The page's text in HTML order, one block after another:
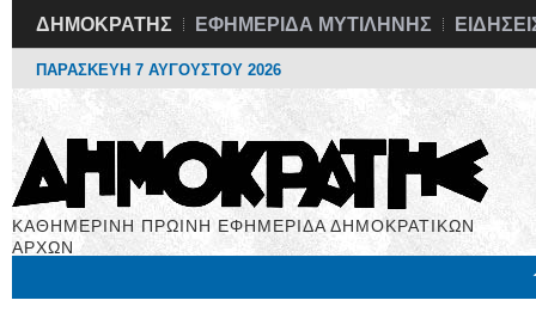
ΔΗΜΟΚΡΑΤΗΣ ΕΦΗΜΕΡΙΔΑ ΜΥΤΙΛΗΝΗΣ
ΠΑΡΑΣΚΕΥΗ 7 ΑΥΓΟΥΣΤΟΥ 2026
ΚΑΘΗΜΕΡΙΝΗ ΠΡΩΙΝΗ ΕΦΗΜΕΡΙΔΑ ΔΗΜΟΚΡΑΤΙΚΩΝ
ΑΡΧΩΝ